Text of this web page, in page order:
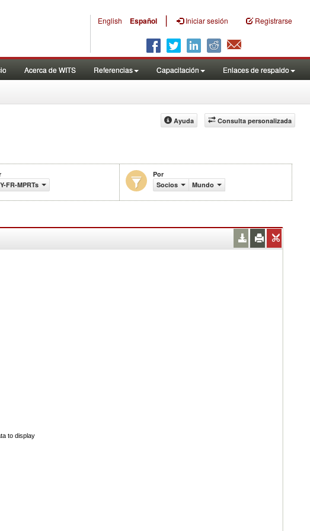
English Español | Iniciar sesión Registrarse
Acerca de WITS Referencias Capacitación Enlaces de respaldo
Consulta personalizada
Ayuda
FR-MPRTs
Por
Socios
Mundo
to display